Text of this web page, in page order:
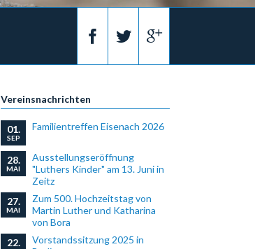
Vereinsnachrichten
01.
SEP
Familientreffen Eisenach 2026
28.
MAI
Ausstellungseröffnung
"Luthers Kinder" am 13. Juni in
Zeitz
27.
MAI
Zum 500. Hochzeitstag von
Martin Luther und Katharina
von Bora
22.
Vorstandssitzung 2025 in